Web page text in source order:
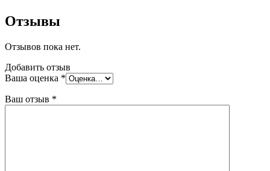
Отзывы
Отзывов пока нет.
Добавить отзыв
Ваша оценка *
Ваш отзыв *